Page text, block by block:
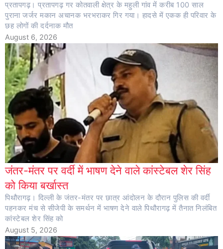
प्रतापगढ़। प्रतापगढ़ गर कोतवाली क्षेत्र के महुली गांव में करीब 100 साल
पुराना जर्जर मकान अचानक भरभराकर गिर गया। हादसे में एकक ही परिवार के
छह लोगों की दर्दनाक मौत
August 6, 2026
जंतर-मंतर पर वर्दी में भाषण देने वाले कांस्टेबल शेर सिंह
को किया बर्खास्त
पिथौरागढ़। दिल्ली के जंतर-मंतर पर छात्र आंदोलन के दौरान पुलिस की वर्दी
पहनकर मंच से सीजेपी के समर्थन में भाषण देने वाले पिथौरागढ़ में तैनात निलंबित
कांस्टेबल शेर सिंह को
August 5, 2026